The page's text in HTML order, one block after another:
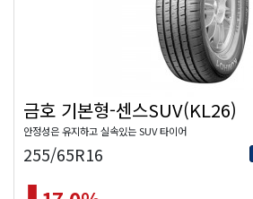
금호 기본형-센스SUV(KL26)
안정성은 유지하고 실속있는 SUV 타이어
255/65R16